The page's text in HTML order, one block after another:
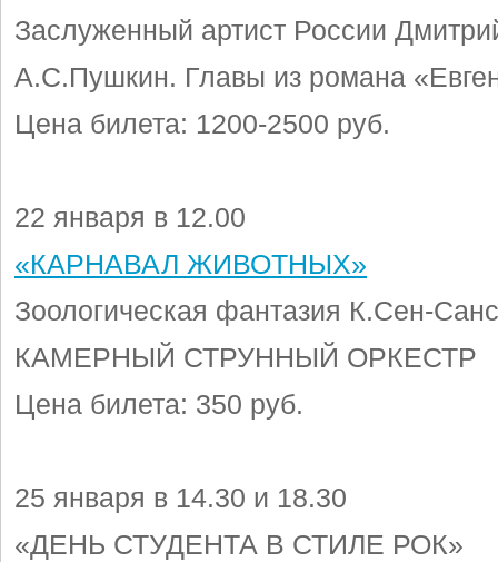
Заслуженный артист России
А.С.Пушкин. Главы из романа
Цена билета: 1200-2500 руб.
22 января в 12.00
«КАРНАВАЛ ЖИВОТНЫХ»
Зоологическая фантазия К.Сен-
КАМЕРНЫЙ СТРУННЫЙ ОРКЕСТР
Цена билета: 350 руб.
25 января в 14.30 и 18.30
«ДЕНЬ СТУДЕНТА В СТИЛЕ РОК»